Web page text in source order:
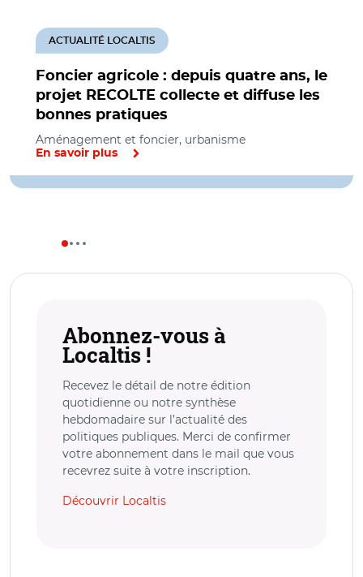
Foncier agricole : depuis quatre ans, le
projet RECOLTE collecte et diffuse les
bonnes pratiques
ACTUALITÉ LOCALTIS
Aménagement et foncier, urbanisme
En savoir plus
Abonnez-vous à
Localtis !
Recevez le détail de notre édition
quotidienne ou notre synthèse
hebdomadaire sur l’actualité des
politiques publiques. Merci de confirmer
votre abonnement dans le mail que vous
recevrez suite à votre inscription.
Découvrir Localtis